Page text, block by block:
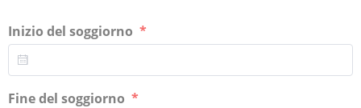
Inizio del soggiorno
Fine del soggiorno